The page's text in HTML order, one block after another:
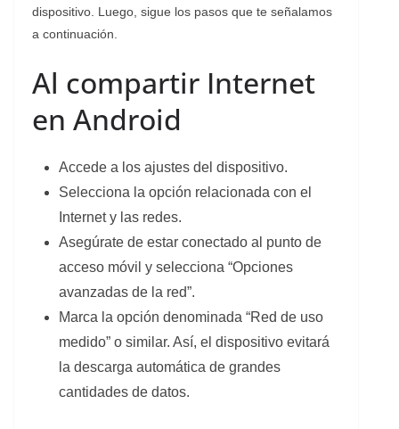
dispositivo. Luego, sigue los pasos que te señalamos
a continuación.
Al compartir Internet
en Android
Accede a los ajustes del dispositivo.
Selecciona la opción relacionada con el
Internet y las redes.
Asegúrate de estar conectado al punto de
acceso móvil y selecciona “Opciones
avanzadas de la red”.
Marca la opción denominada “Red de uso
medido” o similar. Así, el dispositivo evitará
la descarga automática de grandes
cantidades de datos.